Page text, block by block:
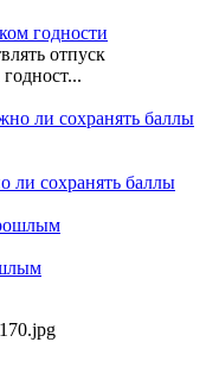
годности
отпуск
ли сохранять баллы